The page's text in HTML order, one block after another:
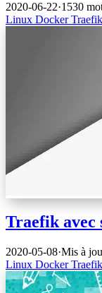
2020-06-22·1530
Linux DockerTraefik
Traefik avec
2020-05-08·Mis à
Linux DockerTraefik